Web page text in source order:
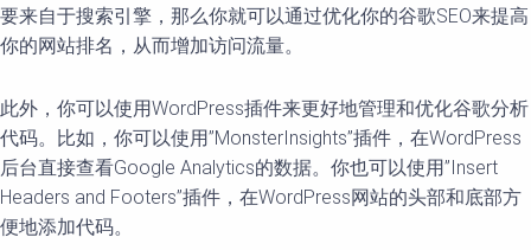
要来自于搜索引擎，那么你就可以通过优化你的谷歌SEO来提高
你的网站排名，从而增加访问流量。
此外，你可以使用WordPress插件来更好地管理和优化谷歌分析
代码。比如，你可以使用”MonsterInsights”插件，在WordPress
后台直接查看Google Analytics的数据。你也可以使用”Insert
Headers and Footers”插件，在WordPress网站的头部和底部方
便地添加代码。